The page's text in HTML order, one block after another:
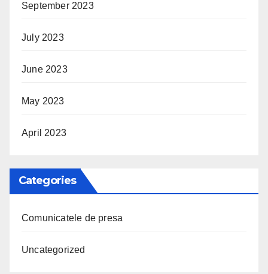
September 2023
July 2023
June 2023
May 2023
April 2023
Categories
Comunicatele de presa
Uncategorized